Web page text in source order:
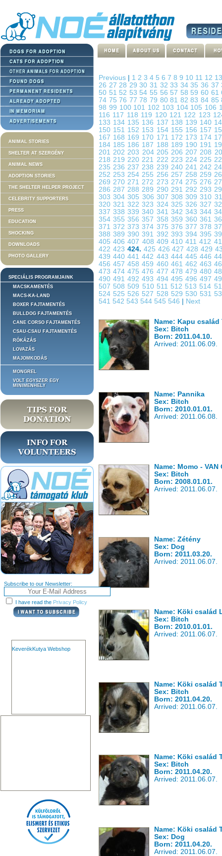
ANIMAL STORIES
SHELTER AT SZERGÉNY
ANIMAL NEWS
ADOPTION STORIES
THE SHELTER HELPER PROJECT
CELEBRITY SUPPORTERS
PRESS
EDUCATION
SHOCKING
DOWNLOADS
PHOTO GALLERY
SPECIÁLIS PROGRAMJAINK
MACSKAMENTÉS
MACS-KA-LAND
BOXER FAJTAMENTÉS
BULLDOG FAJTAMENTÉS
CANE CORSO FAJTAMENTÉS
CSAU-CSAU FAJTAMENTÉS
RÓKÁZÁS
LOVAZÁS
MAJOMKODÁS
MONGREL
VOLT EGYSZER EGY
MINIMENHELY
Subscribe to our Newsletter:
I have read the Privacy Policy
KeverékKutya Webshop
Previous 1 2 3 4 5 6 7 8 9 10 11 12
26 2728 293031 3233 343536 37
50 51 52 53 54 55 56 57 58 5960 61
74 7576 777879 8081 828384 85
98 99 100 101 102 103 104 105 106
116 117 118 119 120 121 122 123
133 134 135 136 137 138 139 140
150 151 152 153 154 155 156 157
167 168 169 170 171 172 173 174
184 185 186 187 188 189 190 191
201202203 204 205 206207208
218219220221 222 223 224 225
235236237238 239 240 241 242
252253254255 256 257 258 259
269270271272 273 274 275 276
286287288289 290 291 292 293
303304305 306 307 308309310
320321322323 324 325 326 327
337338339340 341 342 343 344
354355356357 358 359 360 361
371372373374 375 376 377 378
388389390391 392 393 394 395
405406407 408 409 410411412
422 423 424. 425 426427428429
439440441442 443 444 445 446
456457458459 460 461 462 463
473474475476 477 478 479 480
490491492493 494 495 496 497
507 508 509 510 511 512 513 514
524 525 526 527 528 529 530 531
541 542 543 544 545 546 Next
Name: Kapu család
Sex: Bitch
Born: 2011.04.10.
Arrived: 2011.06.09.
Name: Pannika
Sex: Bitch
Born: 2010.01.01.
Arrived: 2011.06.08.
Name: Momo - VAN
Sex: Bitch
Born: 2008.01.01.
Arrived: 2011.06.07.
Name: Zétény
Sex: Dog
Born: 2011.03.20.
Arrived: 2011.06.07.
Name: Köki család
Sex: Bitch
Born: 2010.01.01.
Arrived: 2011.06.07.
Name: Köki család
Sex: Bitch
Born: 2011.04.20.
Arrived: 2011.06.07.
Name: Köki család
Sex: Bitch
Born: 2011.04.20.
Arrived: 2011.06.07.
Name: Köki család
Sex: Dog
Born: 2011.04.20.
Arrived: 2011.06.07.